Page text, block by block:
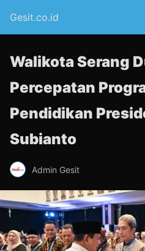
Gesit.co.id
Walikota Serang
Percepatan
Pendidikan
Subianto
Admin Gesit